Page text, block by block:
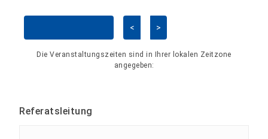
< >
Die Veranstaltungszeiten sind in Ihrer lokalen Zeitzone
angegeben:
Referatsleitung